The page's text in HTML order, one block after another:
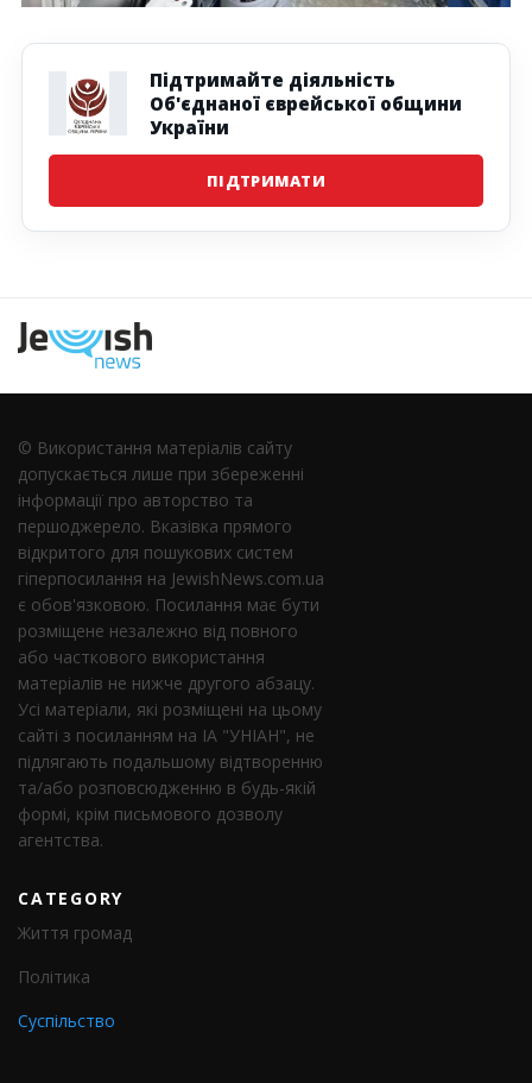
Підтримайте діяльність
Об'єднаної єврейської общини
України
ПІДТРИМАТИ
© Використання матеріалів сайту
допускається лише при збереженні
інформації про авторство та
першоджерело. Вказівка ​​прямого
відкритого для пошукових систем
гіперпосилання на JewishNews.com.ua
є обов'язковою. Посилання має бути
розміщене незалежно від повного
або часткового використання
матеріалів не нижче другого абзацу.
Усі матеріали, які розміщені на цьому
сайті з посиланням на ІА "УНІАН", не
підлягають подальшому відтворенню
та/або розповсюдженню в будь-якій
формі, крім письмового дозволу
агентства.
CATEGORY
Життя громад
Політика
Суспільство